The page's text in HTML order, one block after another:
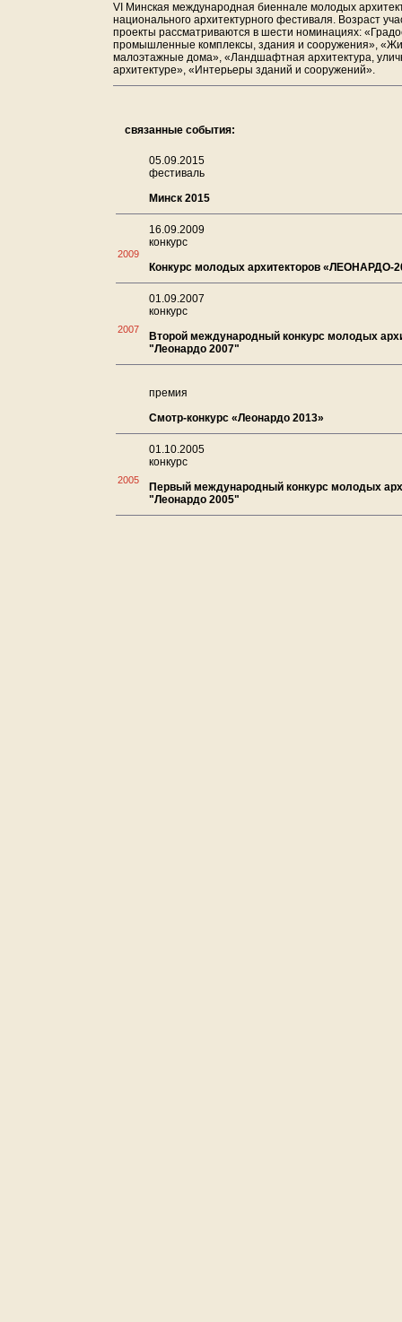
VI Минская международная биеннале молодых
национального архитектурного фестиваля. Возраст
проекты рассматриваются в шести номинациях:
промышленные комплексы, здания и сооружения»,
малоэтажные дома», «Ландшафтная архитектура,
архитектуре», «Интерьеры зданий и сооружений».
связанные события:
05.09.2015
фестиваль
Минск 2015
2009
16.09.2009
конкурс
Конкурс молодых архитекторов «ЛЕОНАРДО-
2007
01.09.2007
конкурс
Второй международный конкурс молодых
"Леонардо 2007"
премия
Смотр-конкурс «Леонардо 2013»
2005
01.10.2005
конкурс
Первый международный конкурс молодых
"Леонардо 2005"